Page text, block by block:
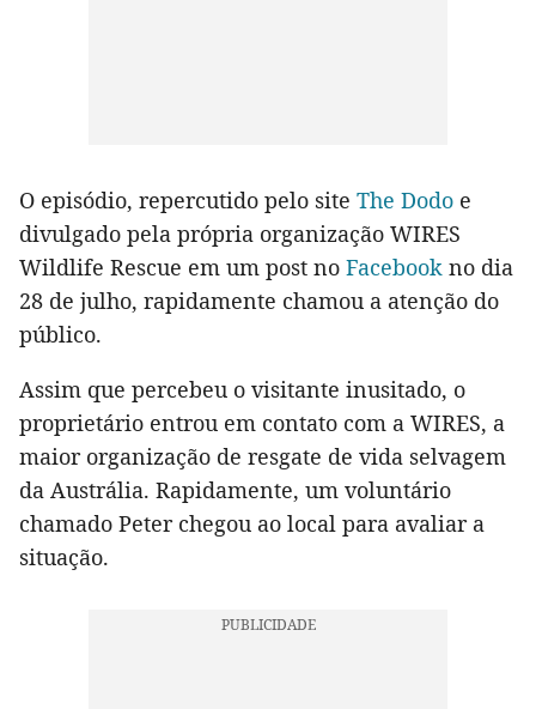
O episódio, repercutido pelo site The Dodo e
divulgado pela própria organização WIRES
Wildlife Rescue em um post no Facebook no dia
28 de julho, rapidamente chamou a atenção do
público.
Assim que percebeu o visitante inusitado, o
proprietário entrou em contato com a WIRES, a
maior organização de resgate de vida selvagem
da Austrália. Rapidamente, um voluntário
chamado Peter chegou ao local para avaliar a
situação.